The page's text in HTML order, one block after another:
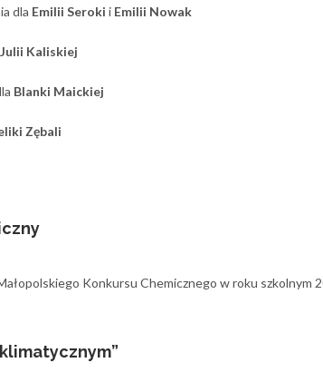
dla Emilii Seroki i Emilii Nowak
Julii Kaliskiej
Blanki Maickiej
Zębali
Konkursu Chemicznego w roku szkolnym